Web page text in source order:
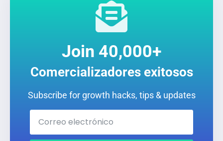
Join 40,000+
Comercializadores exitosos
Subscribe for growth hacks, tips & updates